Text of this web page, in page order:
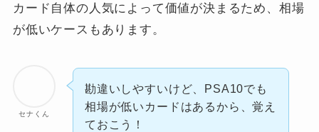
カード自体の人気によって価値が決まるため、相場
が低いケースもあります。
セナくん
勘違いしやすいけど、PSA10でも
相場が低いカードはあるから、覚え
ておこう！